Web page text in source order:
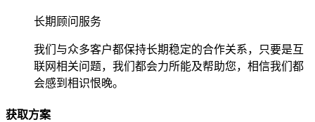
长期顾问服务
我们与众多客户都保持长期稳定的合作关系，只要是互
联网相关问题，我们都会力所能及帮助您，相信我们都
会感到相识恨晚。
获取方案